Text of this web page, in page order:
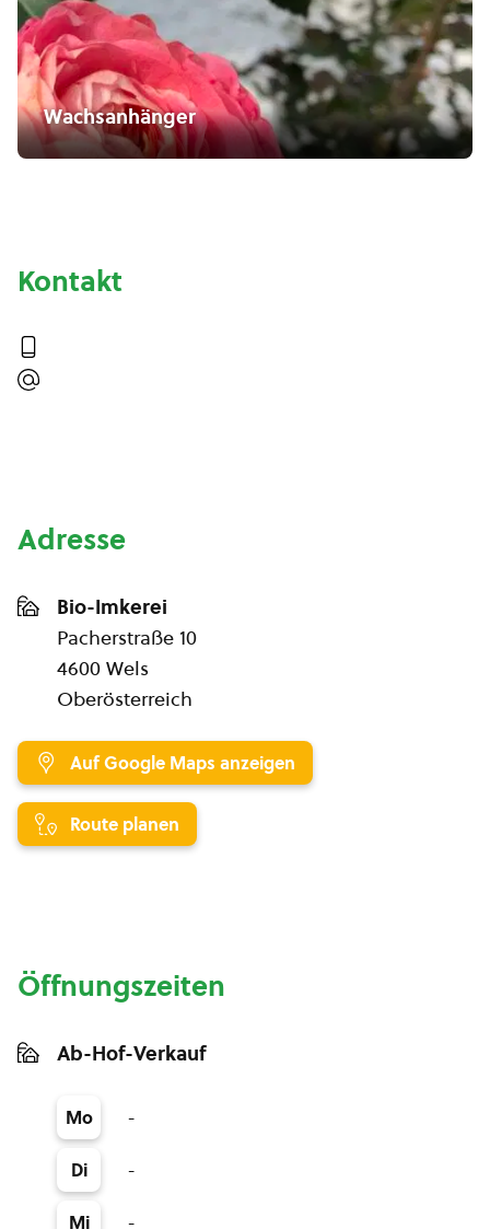
Wachsanhänger
Kontakt
Adresse
Bio-Imkerei
Pacherstraße 10
4600 Wels
Oberösterreich
Auf Google Maps anzeigen
Route planen
Öffnungszeiten
Ab-Hof-Verkauf
Mo -
Di -
Mi -